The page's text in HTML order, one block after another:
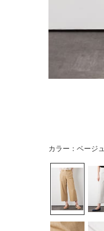
カラー：ベージュ